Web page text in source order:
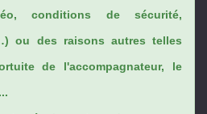
conditions de sécurité,
ou des raisons autres telles
de l'accompagnateur, le